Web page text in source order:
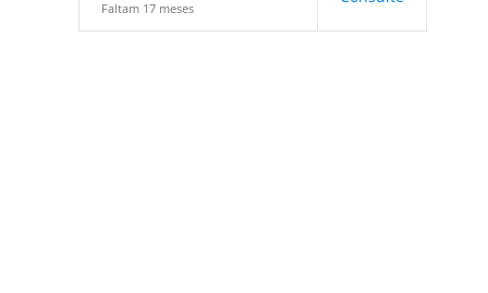
Faltam 17 meses